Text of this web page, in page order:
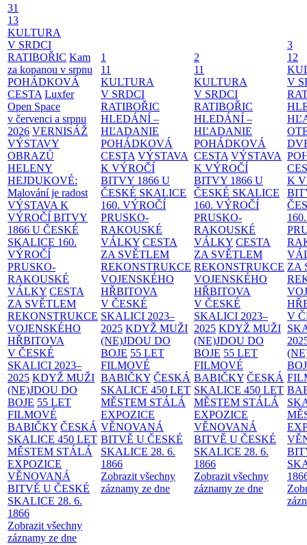
31
13
KULTURA
V SRDCI
RATIBOŘIC Kam
za kopanou v srpnu
POHÁDKOVÁ
CESTA Luxfer
Open Space
v červenci a srpnu
2026 VERNISÁŽ
VÝSTAVY
OBRAZŮ
HELENY
HEJDUKOVÉ:
Malování je radost
VÝSTAVA K
VÝROČÍ BITVY
1866 U ČESKÉ
SKALICE 160.
VÝROČÍ
PRUSKO-
RAKOUSKÉ
VÁLKY CESTA
ZA SVĚTLEM
REKONSTRUKCE
VOJENSKÉHO
HŘBITOVA
V ČESKÉ
SKALICI 2023–
2025 KDYŽ MUŽI
(NE)JDOU DO
BOJE 55 LET
FILMOVÉ
BABIČKY ČESKÁ
SKALICE 450 LET
MĚSTEM STÁLÁ
EXPOZICE
VĚNOVANÁ
BITVĚ U ČESKÉ
SKALICE 28. 6.
1866
Zobrazit všechny
záznamy ze dne
1
11
KULTURA
V SRDCI
RATIBOŘIC
HLEDÁNÍ –
HĽADANIE
POHÁDKOVÁ
CESTA VÝSTAVA
K VÝROČÍ
BITVY 1866 U
ČESKÉ SKALICE
160. VÝROČÍ
PRUSKO-
RAKOUSKÉ
VÁLKY CESTA
ZA SVĚTLEM
REKONSTRUKCE
VOJENSKÉHO
HŘBITOVA
V ČESKÉ
SKALICI 2023–
2025 KDYŽ MUŽI
(NE)JDOU DO
BOJE 55 LET
FILMOVÉ
BABIČKY ČESKÁ
SKALICE 450 LET
MĚSTEM STÁLÁ
EXPOZICE
VĚNOVANÁ
BITVĚ U ČESKÉ
SKALICE 28. 6.
1866
Zobrazit všechny
záznamy ze dne
2
11
KULTURA
V SRDCI
RATIBOŘIC
HLEDÁNÍ –
HĽADANIE
POHÁDKOVÁ
CESTA VÝSTAVA
K VÝROČÍ
BITVY 1866 U
ČESKÉ SKALICE
160. VÝROČÍ
PRUSKO-
RAKOUSKÉ
VÁLKY CESTA
ZA SVĚTLEM
REKONSTRUKCE
VOJENSKÉHO
HŘBITOVA
V ČESKÉ
SKALICI 2023–
2025 KDYŽ MUŽI
(NE)JDOU DO
BOJE 55 LET
FILMOVÉ
BABIČKY ČESKÁ
SKALICE 450 LET
MĚSTEM STÁLÁ
EXPOZICE
VĚNOVANÁ
BITVĚ U ČESKÉ
SKALICE 28. 6.
1866
Zobrazit všechny
záznamy ze dne
3
12
V
K
ZA
V